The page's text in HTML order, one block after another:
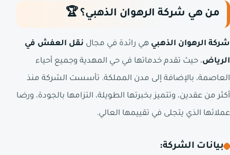
من هي شركة الرهوان الذهبي؟ 🏆
شركة الرهوان الذهبي هي رائدة في مجال نقل العفش في
الرياض، حيث تقدم خدماتها في حي المهدية وجميع أحياء
العاصمة، بالإضافة إلى مدن المملكة. تأسست الشركة منذ
أكثر من عقدين، وتتميز بخبرتها الطويلة، التزامها بالجودة، ورضا
عملائها الذي يتجلى في تقييمها العالي.
بيانات الشركة: